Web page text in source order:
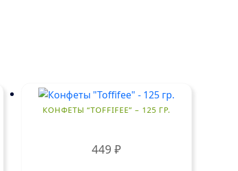
КОНФЕТЫ “TOFFIFEE” – 125 ГР.
449 ₽